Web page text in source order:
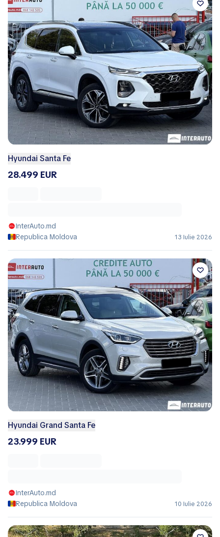
Hyundai Santa Fe
28.499 EUR
InterAuto.md
Republica Moldova
13 Iulie 2026
Hyundai Grand Santa Fe
23.999 EUR
InterAuto.md
Republica Moldova
10 Iulie 2026